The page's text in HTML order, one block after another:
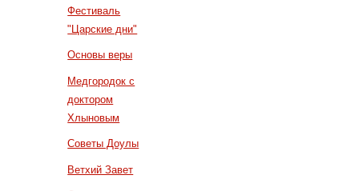
Фестиваль
"Царские дни"
Основы веры
Медгородок с
доктором
Хлыновым
Советы Доулы
Ветхий Завет